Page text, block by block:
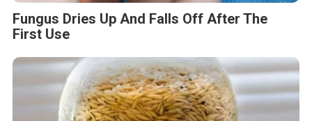
Fungus Dries Up And Falls Off After The
First Use